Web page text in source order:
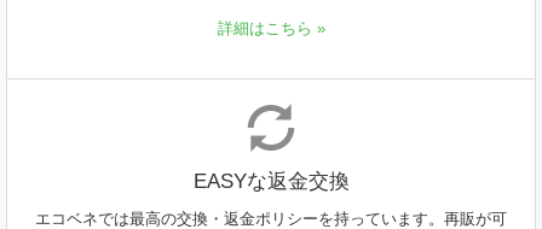
詳細はこちら »
EASYな返金交換
エコベネでは最高の交換・返金ポリシーを持っています。再販が可